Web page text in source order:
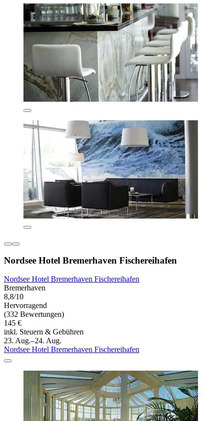
Nordsee Hotel Bremerhaven Fischereihafen
Nordsee Hotel Bremerhaven Fischereihafen
Bremerhaven
8,8/10
Hervorragend
(332 Bewertungen)
145 €
inkl. Steuern & Gebühren
23. Aug.–24. Aug.
Nordsee Hotel Bremerhaven Fischereihafen